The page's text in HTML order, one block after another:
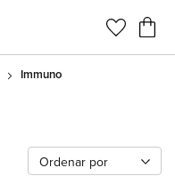
Meu
Immuno
Ordenar por